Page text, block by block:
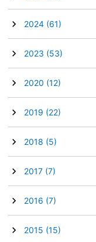
2024 (61)
2023 (53)
2020 (12)
2019 (22)
2018 (5)
2017 (7)
2016 (7)
2015 (15)